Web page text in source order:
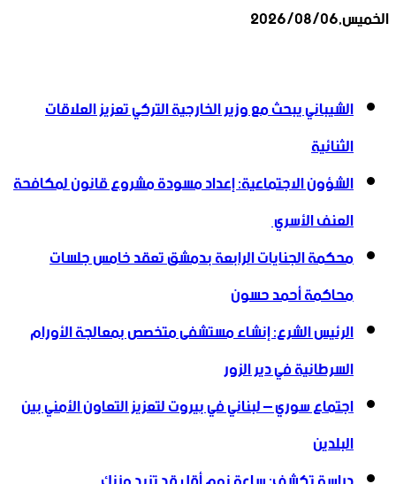
الخميس,2026/08/06
الشيباني يبحث مع وزير الخارجية التركي تعزيز العلاقات
الثنائية
الشؤون الاجتماعية: إعداد مسودة مشروع قانون لمكافحة
العنف الأسري ‏
محكمة الجنايات الرابعة بدمشق تعقد خامس جلسات
محاكمة أحمد حسون
الرئيس الشرع: إنشاء ‌‏مستشفى متخصص بمعالجة الأورام
السرطانية في دير الزور
اجتماع سوري – لبناني في بيروت لتعزيز التعاون ‏الأمني ‏بين
البلدين